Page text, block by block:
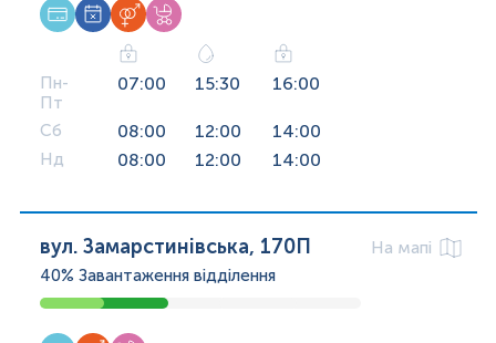
Пн-
Пт
07:00 15:30 16:00
Сб 08:00 12:00 14:00
Нд 08:00 12:00 14:00
вул. Замарстинівська, 170П
На мапі
40% Завантаження відділення